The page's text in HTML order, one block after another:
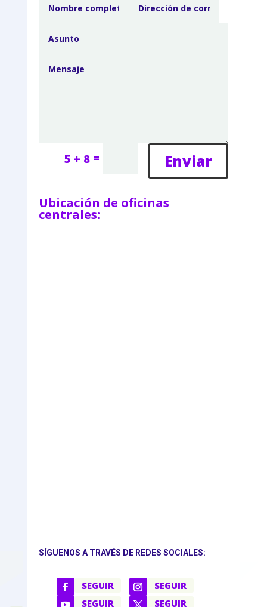
5 + 8 = Enviar
Ubicación de oficinas
centrales:
SÍGUENOS A TRAVÉS DE REDES SOCIALES:
SEGUIR
SEGUIR
SEGUIR
SEGUIR